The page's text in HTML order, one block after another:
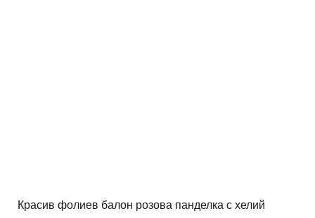
Красив фолиев балон розова панделка с хелий